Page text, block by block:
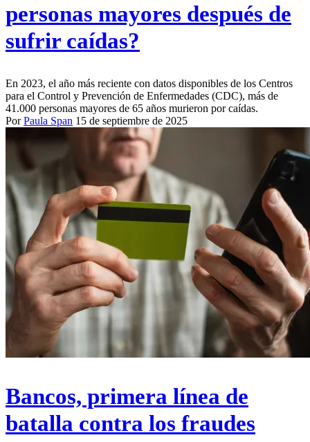
personas mayores después de
sufrir caídas?
En 2023, el año más reciente con datos disponibles de los Centros
para el Control y Prevención de Enfermedades (CDC), más de
41.000 personas mayores de 65 años murieron por caídas.
PorPaula Span 15 de septiembre de 2025
Bancos, primera línea de
batalla contra los fraudes